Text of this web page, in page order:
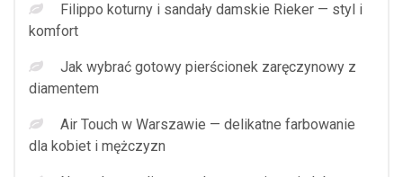
Filippo koturny i sandały damskie Rieker — styl i
komfort
Jak wybrać gotowy pierścionek zaręczynowy z
diamentem
Air Touch w Warszawie — delikatne farbowanie
dla kobiet i mężczyzn